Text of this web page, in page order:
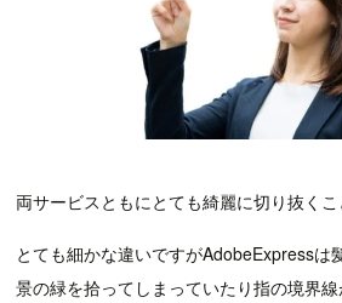
両サービスともにとても綺麗に切り抜くこ
とても細かな違いですがAdobeExpressは
景の緑を拾ってしまっていたり指の境界